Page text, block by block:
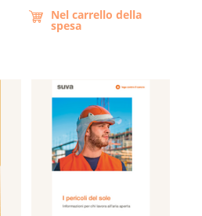
Nel carrello della
spesa